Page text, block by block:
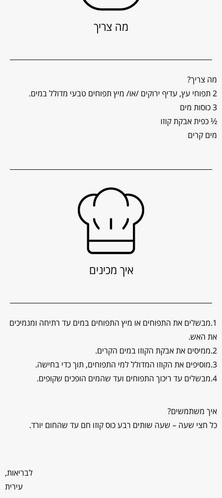
מה צריך
מה צריך?
2 תפוחי עץ, עדיף ירוקים /או/ מיץ תפוחים טבעי מדולל במים.
3 כוסות מים
½ כפית אבקת קוזו
מים קרים
איך מכינים
1.מבשלים את התפוחים או מיץ התפוחים במים עד רתיחה ומנמיכים
את האש.
2.ממיסים את אבקת הקוזו במים הקרים.
3.מוסיפים את הקוזו המדולל למי התפוחים, תוך כדי בחישה.
4.מבשלים עד ריכוך התפוחים ועד שהמים הופכים שקופים.
איך משתמשים?
כל חצי שעה – שעה שותים רבע כוס קוזו חם עד שהחום יורד.
לבריאות,
עירית